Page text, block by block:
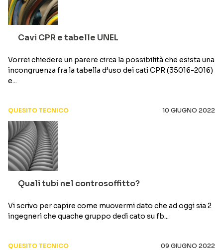
Cavi CPR e tabelle UNEL
Vorrei chiedere un parere circa la possibilità che esista una
incongruenza fra la tabella d’uso dei cati CPR (35016-2016)
e...
QUESITO TECNICO 10 GIUGNO 2022
Quali tubi nel controsoffitto?
Vi scrivo per capire come muovermi dato che ad oggi sia 2
ingegneri che quache gruppo dedi cato su fb...
QUESITO TECNICO 09 GIUGNO 2022